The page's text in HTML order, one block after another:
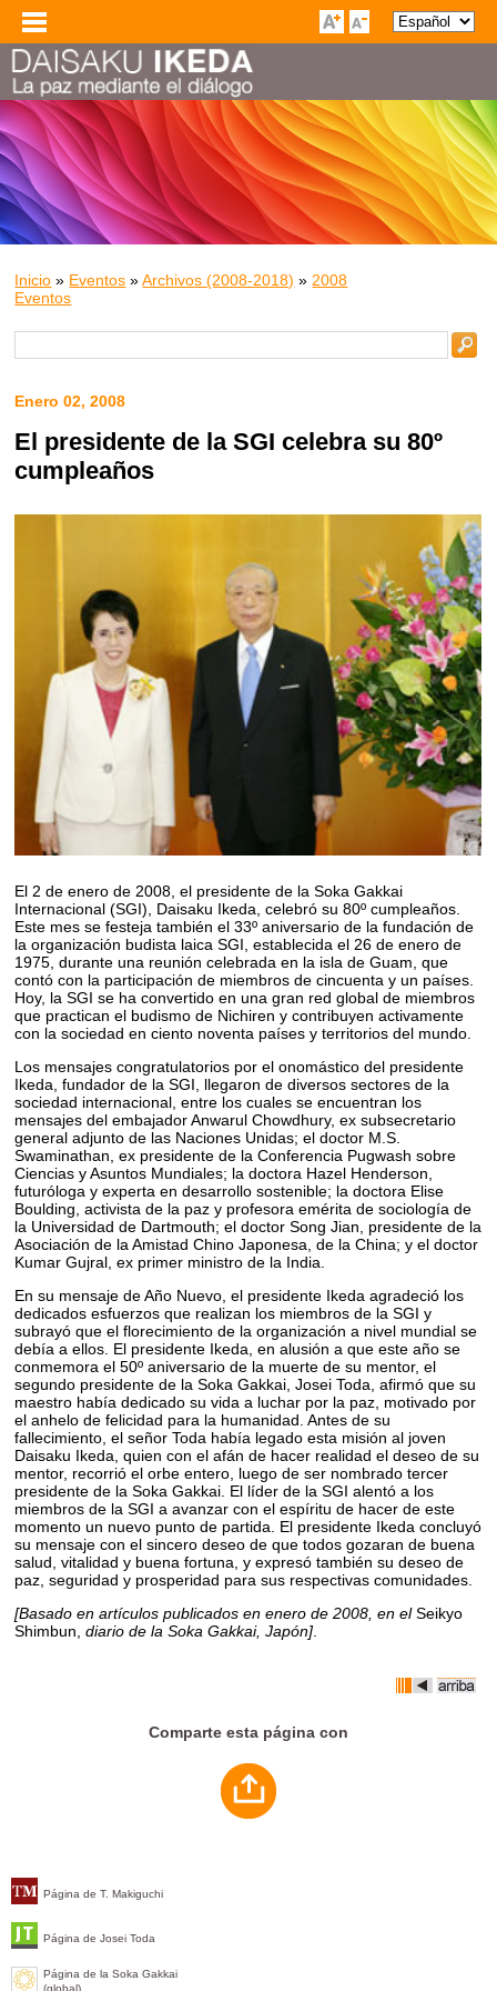
Página de T. Makiguchi
Página de Josei Toda
Página de la Soka Gakkai
(global)
Inicio » Eventos »Archivos (2008-2018) » 2008
Eventos
Enero 02, 2008
El presidente de la SGI celebra su 80º
cumpleaños
El 2 de enero de 2008, el presidente de la Soka Gakkai
Internacional (SGI), Daisaku Ikeda, celebró su 80º cumpleaños.
Este mes se festeja también el 33º aniversario de la fundación de
la organización budista laica SGI, establecida el 26 de enero de
1975, durante una reunión celebrada en la isla de Guam, que
contó con la participación de miembros de cincuenta y un países.
Hoy, la SGI se ha convertido en una gran red global de miembros
que practican el budismo de Nichiren y contribuyen activamente
con la sociedad en ciento noventa países y territorios del mundo.
Los mensajes congratulatorios por el onomástico del presidente
Ikeda, fundador de la SGI, llegaron de diversos sectores de la
sociedad internacional, entre los cuales se encuentran los
mensajes del embajador Anwarul Chowdhury, ex subsecretario
general adjunto de las Naciones Unidas; el doctor M.S.
Swaminathan, ex presidente de la Conferencia Pugwash sobre
Ciencias y Asuntos Mundiales; la doctora Hazel Henderson,
futuróloga y experta en desarrollo sostenible; la doctora Elise
Boulding, activista de la paz y profesora emérita de sociología de
la Universidad de Dartmouth; el doctor Song Jian, presidente de la
Asociación de la Amistad Chino Japonesa, de la China; y el doctor
Kumar Gujral, ex primer ministro de la India.
En su mensaje de Año Nuevo, el presidente Ikeda agradeció los
dedicados esfuerzos que realizan los miembros de la SGI y
subrayó que el florecimiento de la organización a nivel mundial se
debía a ellos. El presidente Ikeda, en alusión a que este año se
conmemora el 50º aniversario de la muerte de su mentor, el
segundo presidente de la Soka Gakkai, Josei Toda, afirmó que su
maestro había dedicado su vida a luchar por la paz, motivado por
el anhelo de felicidad para la humanidad. Antes de su
fallecimiento, el señor Toda había legado esta misión al joven
Daisaku Ikeda, quien con el afán de hacer realidad el deseo de su
mentor, recorrió el orbe entero, luego de ser nombrado tercer
presidente de la Soka Gakkai. El líder de la SGI alentó a los
miembros de la SGI a avanzar con el espíritu de hacer de este
momento un nuevo punto de partida. El presidente Ikeda concluyó
su mensaje con el sincero deseo de que todos gozaran de buena
salud, vitalidad y buena fortuna, y expresó también su deseo de
paz, seguridad y prosperidad para sus respectivas comunidades.
[Basado en artículos publicados en enero de 2008, en elSeikyo
Shimbun, diario de la Soka Gakkai, Japón]
Comparte esta página con